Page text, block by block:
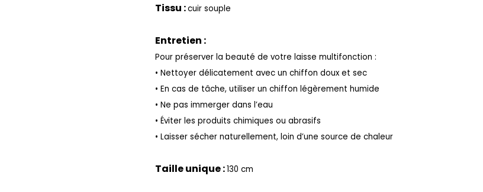
Tissu :cuir souple
Entretien :
Pour préserver la beauté de votre laisse multifonction :
• Nettoyer délicatement avec un chiffon doux et sec
• En cas de tâche, utiliser un chiffon légèrement humide
• Ne pas immerger dans l’eau
• Éviter les produits chimiques ou abrasifs
• Laisser sécher naturellement, loin d’une source de chaleur
Taille unique :130 cm